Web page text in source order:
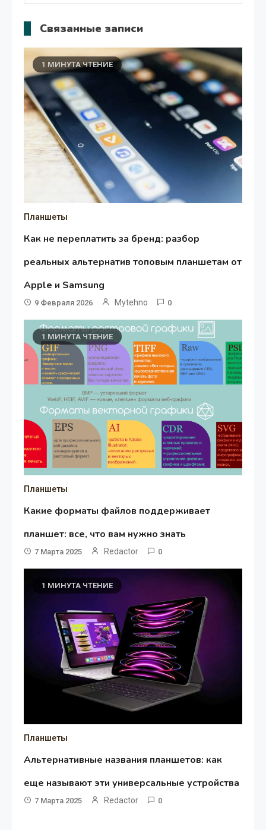
Связанные записи
1 МИНУТА ЧТЕНИЕ
Планшеты
Как не переплатить за бренд: разбор
реальных альтернатив топовым планшетам от
Apple и Samsung
9 Февраля 2026 Mytehno 0
1 МИНУТА ЧТЕНИЕ
Планшеты
Какие форматы файлов поддерживает
планшет: все, что вам нужно знать
7 Марта 2025 Redactor 0
1 МИНУТА ЧТЕНИЕ
Планшеты
Альтернативные названия планшетов: как
еще называют эти универсальные устройства
7 Марта 2025 Redactor 0